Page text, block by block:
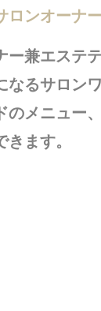
ロンオーナ
ー兼エステ
なるサロン
のメニュー
ます。